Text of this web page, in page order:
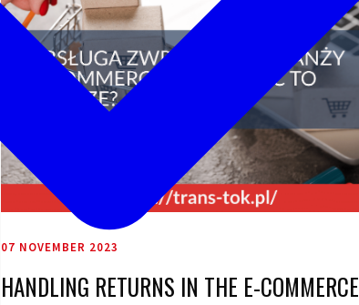
07 NOVEMBER 2023
HANDLING RETURNS IN THE E-COMMERCE